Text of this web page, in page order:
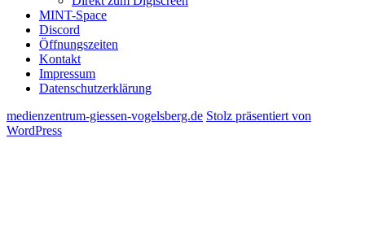
MINT-Space
Discord
Öffnungszeiten
Kontakt
Impressum
Datenschutzerklärung
medienzentrum-giessen-vogelsberg.de Stolz präsentiert von
WordPress